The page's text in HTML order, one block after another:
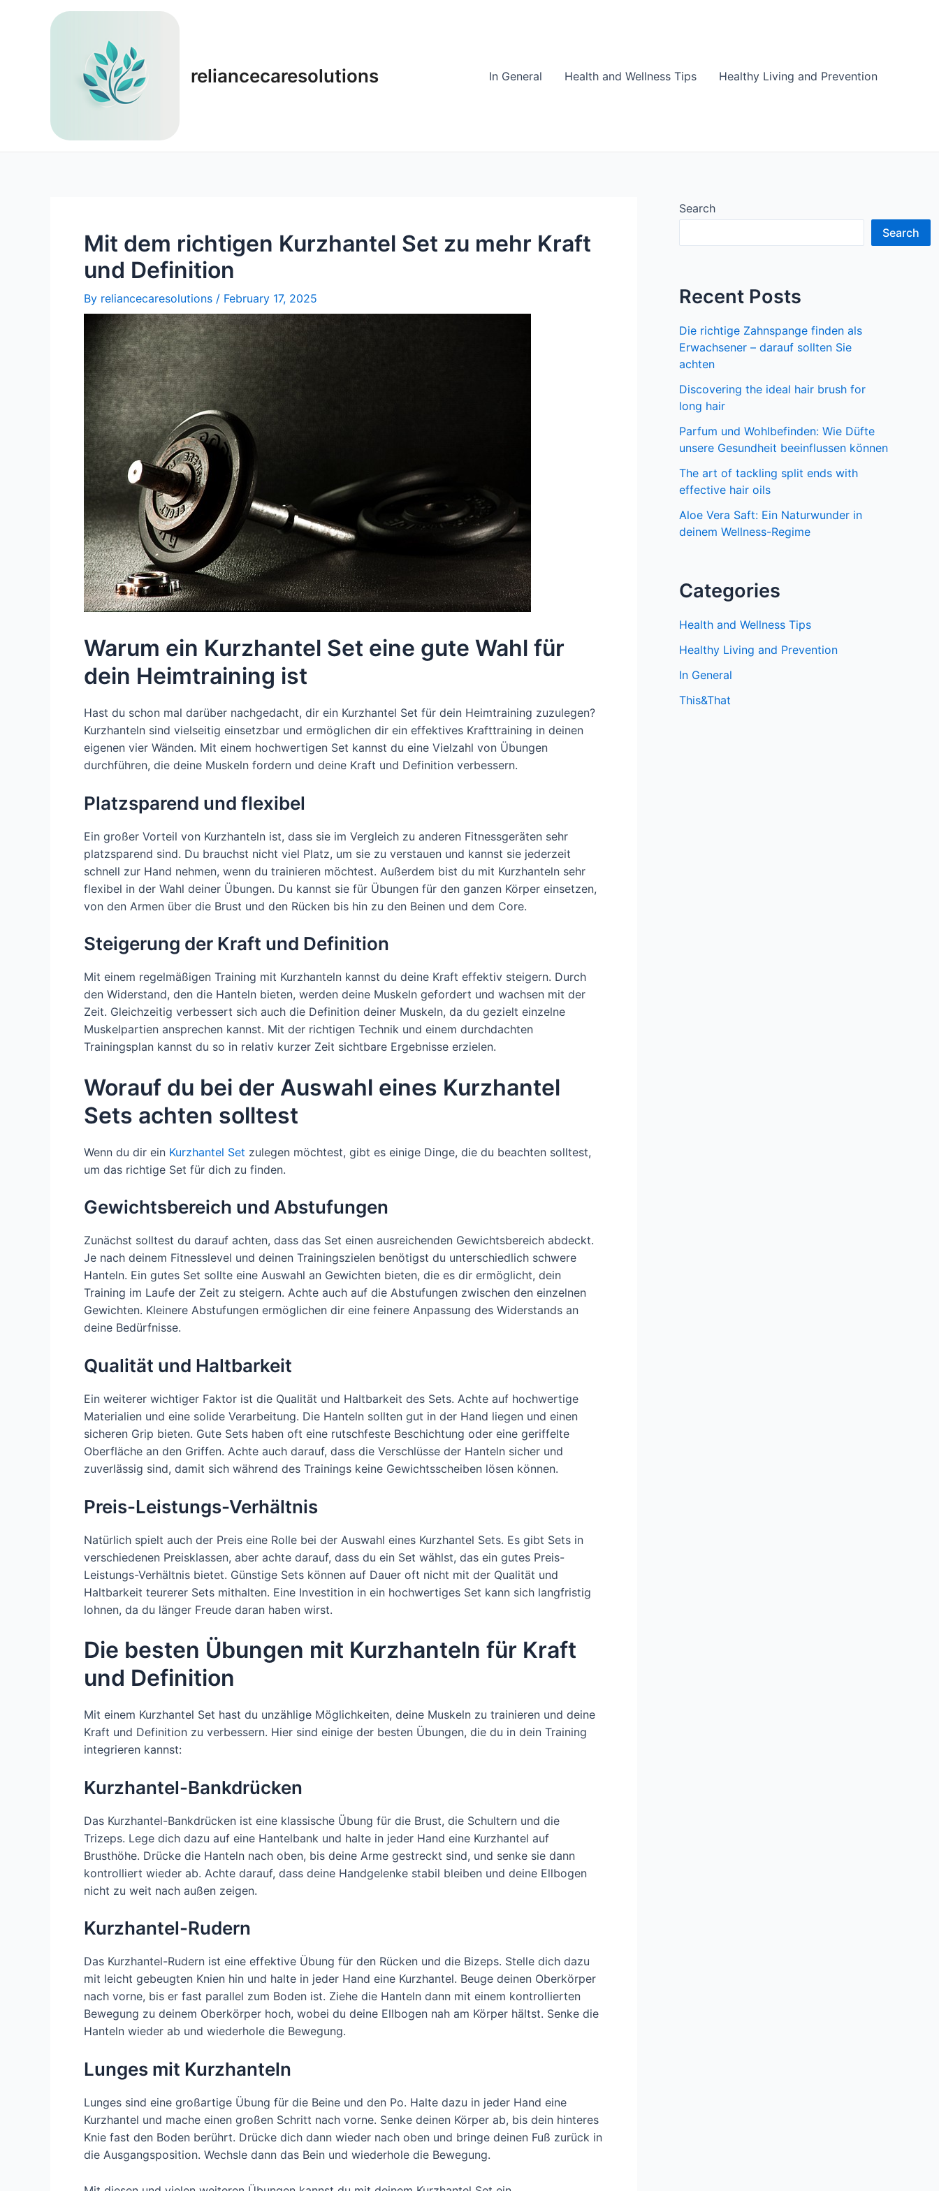
reliancecaresolutions In General Health and Wellness Tips Healthy Living and Prevention
Mit dem richtigen Kurzhantel Set zu mehr Kraft
und Definition
By reliancecaresolutions / February 17, 2025
Warum ein Kurzhantel Set eine gute Wahl für
dein Heimtraining ist
Hast du schon mal darüber nachgedacht, dir ein Kurzhantel Set für dein Heimtraining zuzulegen?
Kurzhanteln sind vielseitig einsetzbar und ermöglichen dir ein effektives Krafttraining in deinen
eigenen vier Wänden. Mit einem hochwertigen Set kannst du eine Vielzahl von Übungen
durchführen, die deine Muskeln fordern und deine Kraft und Definition verbessern.
Platzsparend und flexibel
Ein großer Vorteil von Kurzhanteln ist, dass sie im Vergleich zu anderen Fitnessgeräten sehr
platzsparend sind. Du brauchst nicht viel Platz, um sie zu verstauen und kannst sie jederzeit
schnell zur Hand nehmen, wenn du trainieren möchtest. Außerdem bist du mit Kurzhanteln sehr
flexibel in der Wahl deiner Übungen. Du kannst sie für Übungen für den ganzen Körper einsetzen,
von den Armen über die Brust und den Rücken bis hin zu den Beinen und dem Core.
Steigerung der Kraft und Definition
Mit einem regelmäßigen Training mit Kurzhanteln kannst du deine Kraft effektiv steigern. Durch
den Widerstand, den die Hanteln bieten, werden deine Muskeln gefordert und wachsen mit der
Zeit. Gleichzeitig verbessert sich auch die Definition deiner Muskeln, da du gezielt einzelne
Muskelpartien ansprechen kannst. Mit der richtigen Technik und einem durchdachten
Trainingsplan kannst du so in relativ kurzer Zeit sichtbare Ergebnisse erzielen.
Worauf du bei der Auswahl eines Kurzhantel
Sets achten solltest
Wenn du dir ein Kurzhantel Set zulegen möchtest, gibt es einige Dinge, die du beachten solltest,
um das richtige Set für dich zu finden.
Gewichtsbereich und Abstufungen
Zunächst solltest du darauf achten, dass das Set einen ausreichenden Gewichtsbereich abdeckt.
Je nach deinem Fitnesslevel und deinen Trainingszielen benötigst du unterschiedlich schwere
Hanteln. Ein gutes Set sollte eine Auswahl an Gewichten bieten, die es dir ermöglicht, dein
Training im Laufe der Zeit zu steigern. Achte auch auf die Abstufungen zwischen den einzelnen
Gewichten. Kleinere Abstufungen ermöglichen dir eine feinere Anpassung des Widerstands an
deine Bedürfnisse.
Qualität und Haltbarkeit
Ein weiterer wichtiger Faktor ist die Qualität und Haltbarkeit des Sets. Achte auf hochwertige
Materialien und eine solide Verarbeitung. Die Hanteln sollten gut in der Hand liegen und einen
sicheren Grip bieten. Gute Sets haben oft eine rutschfeste Beschichtung oder eine geriffelte
Oberfläche an den Griffen. Achte auch darauf, dass die Verschlüsse der Hanteln sicher und
zuverlässig sind, damit sich während des Trainings keine Gewichtsscheiben lösen können.
Preis-Leistungs-Verhältnis
Natürlich spielt auch der Preis eine Rolle bei der Auswahl eines Kurzhantel Sets. Es gibt Sets in
verschiedenen Preisklassen, aber achte darauf, dass du ein Set wählst, das ein gutes Preis-
Leistungs-Verhältnis bietet. Günstige Sets können auf Dauer oft nicht mit der Qualität und
Haltbarkeit teurerer Sets mithalten. Eine Investition in ein hochwertiges Set kann sich langfristig
lohnen, da du länger Freude daran haben wirst.
Die besten Übungen mit Kurzhanteln für Kraft
und Definition
Mit einem Kurzhantel Set hast du unzählige Möglichkeiten, deine Muskeln zu trainieren und deine
Kraft und Definition zu verbessern. Hier sind einige der besten Übungen, die du in dein Training
integrieren kannst:
Kurzhantel-Bankdrücken
Das Kurzhantel-Bankdrücken ist eine klassische Übung für die Brust, die Schultern und die
Trizeps. Lege dich dazu auf eine Hantelbank und halte in jeder Hand eine Kurzhantel auf
Brusthöhe. Drücke die Hanteln nach oben, bis deine Arme gestreckt sind, und senke sie dann
kontrolliert wieder ab. Achte darauf, dass deine Handgelenke stabil bleiben und deine Ellbogen
nicht zu weit nach außen zeigen.
Kurzhantel-Rudern
Das Kurzhantel-Rudern ist eine effektive Übung für den Rücken und die Bizeps. Stelle dich dazu
mit leicht gebeugten Knien hin und halte in jeder Hand eine Kurzhantel. Beuge deinen Oberkörper
nach vorne, bis er fast parallel zum Boden ist. Ziehe die Hanteln dann mit einem kontrollierten
Bewegung zu deinem Oberkörper hoch, wobei du deine Ellbogen nah am Körper hältst. Senke die
Hanteln wieder ab und wiederhole die Bewegung.
Lunges mit Kurzhanteln
Lunges sind eine großartige Übung für die Beine und den Po. Halte dazu in jeder Hand eine
Kurzhantel und mache einen großen Schritt nach vorne. Senke deinen Körper ab, bis dein hinteres
Knie fast den Boden berührt. Drücke dich dann wieder nach oben und bringe deinen Fuß zurück in
die Ausgangsposition. Wechsle dann das Bein und wiederhole die Bewegung.
Search
Search
Recent Posts
Die richtige Zahnspange finden als
Erwachsener – darauf sollten Sie
achten
Discovering the ideal hair brush for
long hair
Parfum und Wohlbefinden: Wie Düfte
unsere Gesundheit beeinflussen können
The art of tackling split ends with
effective hair oils
Aloe Vera Saft: Ein Naturwunder in
deinem Wellness-Regime
Categories
Health and Wellness Tips
Healthy Living and Prevention
In General
This&That